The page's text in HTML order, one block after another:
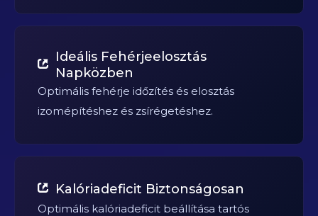
Ideális Fehérjeelosztás
Napközben
Optimális fehérje időzítés és elosztás
izomépítéshez és zsírégetéshez.
Kalóriadeficit Biztonságosan
Optimális kalóriadeficit beállítása tartós